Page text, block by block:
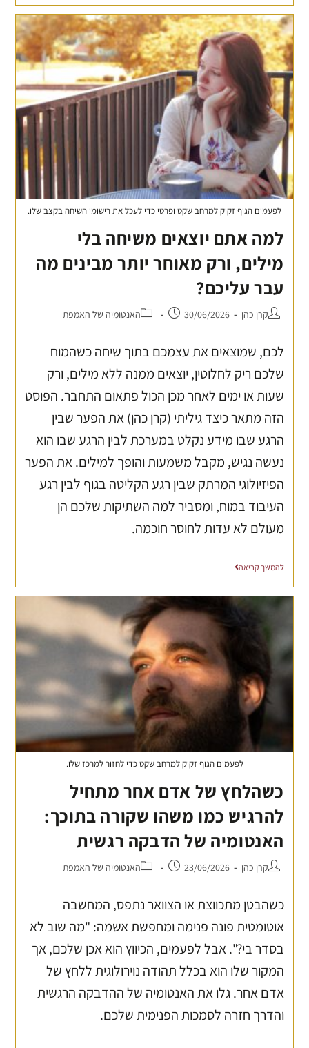
לפעמים הגוף זקוק למרחב שקט ופרטי כדי לעכל את רישומי השיחה בקצב שלו.
למה אתם יוצאים משיחה בלי
מילים, ורק מאוחר יותר מבינים מה
עבר עליכם?
קרן כהן 30/06/2026 האנטומיה של האמפת
לכם, שמוצאים את עצמכם בתוך שיחה כשהמוח
שלכם ריק לחלוטין, יוצאים ממנה ללא מילים, ורק
שעות או ימים לאחר מכן הכול פתאום התחבר. הפוסט
הזה מתאר כיצד גיליתי (קרן כהן) את הפער שבין
הרגע שבו מידע נקלט במערכת לבין הרגע שבו הוא
נעשה נגיש, מקבל משמעות והופך למילים. את הפער
הפיזיולוגי המרתק שבין רגע הקליטה בגוף לבין רגע
העיבוד במוח, ומסביר למה השתיקות שלכם הן
מעולם לא עדות לחוסר חוכמה.
להמשך קריאה
לפעמים הגוף זקוק למרחב שקט כדי לחזור למרכז שלו.
כשהלחץ של אדם אחר מתחיל
להרגיש כמו משהו שקורה בתוכך:
האנטומיה של הדבקה רגשית
קרן כהן 23/06/2026 האנטומיה של האמפת
כשהבטן מתכווצת או הצוואר נתפס, המחשבה
אוטומטית פונה פנימה ומחפשת אשמה: "מה שוב לא
בסדר בי?". אבל לפעמים, הכיווץ הוא אכן שלכם, אך
המקור שלו הוא בכלל תהודה נוירולוגית ללחץ של
אדם אחר. גלו את האנטומיה של ההדבקה הרגשית
והדרך חזרה לסמכות הפנימית שלכם.